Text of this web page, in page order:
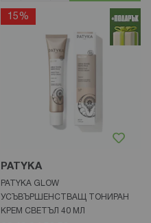
15%
PATYKA
PATYKA GLOW
УСЪВЪРШЕНСТВАЩ ТОНИРАН
КРЕМ СВЕТЪЛ 40 МЛ